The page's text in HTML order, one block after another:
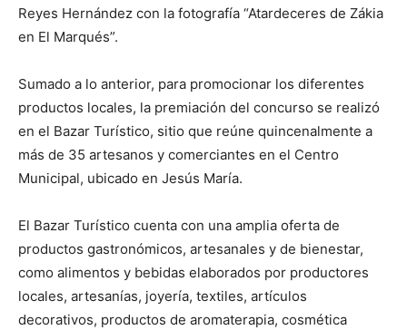
Reyes Hernández con la fotografía “Atardeceres de Zákia
en El Marqués”.
Sumado a lo anterior, para promocionar los diferentes
productos locales, la premiación del concurso se realizó
en el Bazar Turístico, sitio que reúne quincenalmente a
más de 35 artesanos y comerciantes en el Centro
Municipal, ubicado en Jesús María.
El Bazar Turístico cuenta con una amplia oferta de
productos gastronómicos, artesanales y de bienestar,
como alimentos y bebidas elaborados por productores
locales, artesanías, joyería, textiles, artículos
decorativos, productos de aromaterapia, cosmética